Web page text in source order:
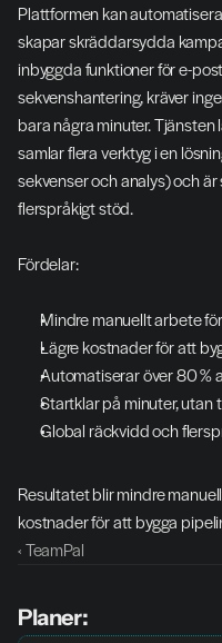
Plattformen kan
skapar skräddarsydda
inbyggda funktioner för e-
sekvenshantering, kräver
bara några minuter.
samlar flera verktyg i en
sekvenser och analys) och
flerspråkigt stöd.
Fördelar:
Mindre manuellt arbete
Lägre kostnader för att
Automatiserar över 80 %
Startklar på minuter, utan
Global räckvidd och
Resultatet blir mindre
kostnader för att bygga
‹ TeamPal
Planer: